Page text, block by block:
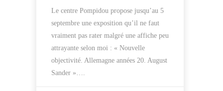
Le centre Pompidou propose jusqu’au 5
septembre une exposition qu’il ne faut
vraiment pas rater malgré une affiche peu
attrayante selon moi : « Nouvelle
objectivité. Allemagne années 20. August
Sander »….